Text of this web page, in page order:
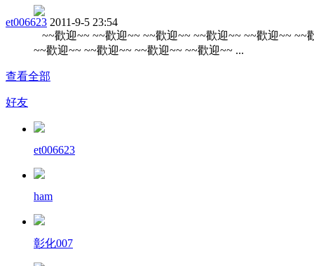
et006623 2011-9-5 23:54
~~歡迎~~ ~~歡迎~~ ~~歡迎~~ ~~歡迎~~ ~~歡迎~~ ~~
~~歡迎~~ ~~歡迎~~ ~~歡迎~~ ~~歡迎~~ ...
查看全部
好友
et006623
ham
彰化007